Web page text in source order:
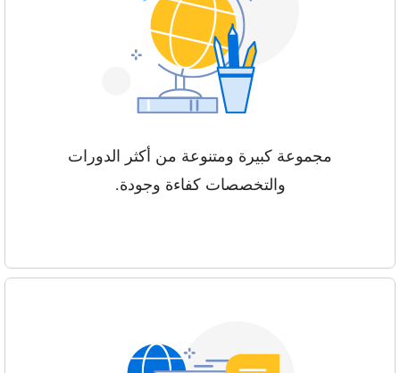
مجموعة كبيرة ومتنوعة من أكثر الدورات
والتخصصات كفاءة وجودة.